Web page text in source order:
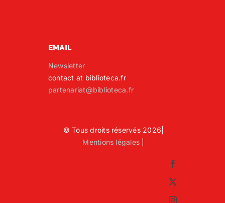
EMAIL
Newsletter
contact at biblioteca.fr
partenariat@biblioteca.fr
© Tous droits réservés 2026|
Mentions légales